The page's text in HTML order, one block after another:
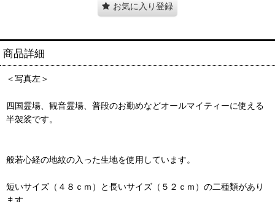
お気に入り登録
商品詳細
＜写真左＞
四国霊場、観音霊場、普段のお勤めなどオールマイティーに使える
半袈裟です。
般若心経の地紋の入った生地を使用しています。
短いサイズ（４８ｃｍ）と長いサイズ（５２ｃｍ）の二種類があり
ます。